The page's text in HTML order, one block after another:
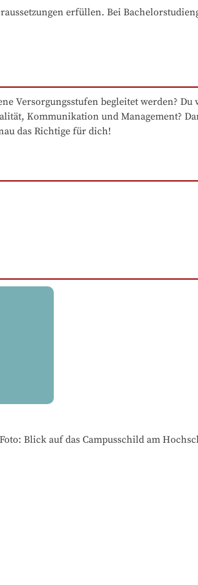
erfüllen. Bei
Versorgungsstufen begleitet werden?
Kommunikation und Management?
das Richtige für dich!